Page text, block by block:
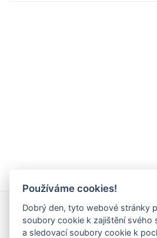
Rychlé odkazy
Používáme cookies!
Dobrý den, tyto webové stránky
soubory cookie k zajištění svého
a sledovací soubory cookie k